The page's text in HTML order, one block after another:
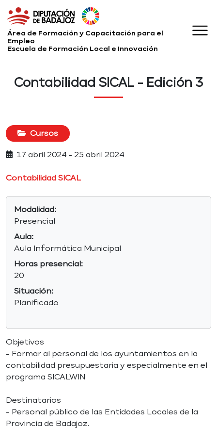
Área de Formación y Capacitación para el
Empleo
Escuela de Formación Local e Innovación
Contabilidad SICAL - Edición 3
Cursos
17 abril 2024 - 25 abril 2024
Contabilidad SICAL
Modalidad:
Presencial
Aula:
Aula Informática Municipal
Horas presencial:
20
Situación:
Planificado
Objetivos
- Formar al personal de los ayuntamientos en la
contabilidad presupuestaria y especialmente en el
programa SICALWIN
Destinatarios
- Personal público de las Entidades Locales de la
Provincia de Badajoz.